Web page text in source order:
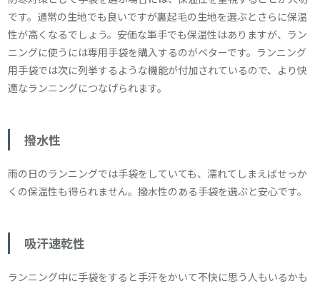
です。通常の生地でも良いですが裏起毛の生地を選ぶとさらに保温
性が高くなるでしょう。安価な軍手でも保温性はありますが、ラン
ニングに使うには専用手袋を購入するのがベターです。ランニング
用手袋では次に列挙するような機能が付加されているので、より快
適なランニングにつなげられます。
撥水性
雨の日のランニングでは手袋をしていても、濡れてしまえばせっか
くの保温性も得られません。撥水性のある手袋を選ぶと安心です。
吸汗速乾性
ランニング中に手袋をすると手汗をかいて不快に思う人もいるかも